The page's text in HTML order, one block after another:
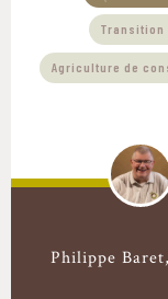
Transition
Agriculture de
Philippe Baret